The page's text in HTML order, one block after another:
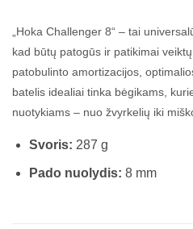
„Hoka Challenger 8“ – tai
kad būtų patogūs ir patikimai
patobulinto amortizacijos,
batelis idealiai tinka bėgikams,
nuotykiams – nuo žvyrkelių iki
Svoris: 287 g
Pado nuolydis: 8 mm